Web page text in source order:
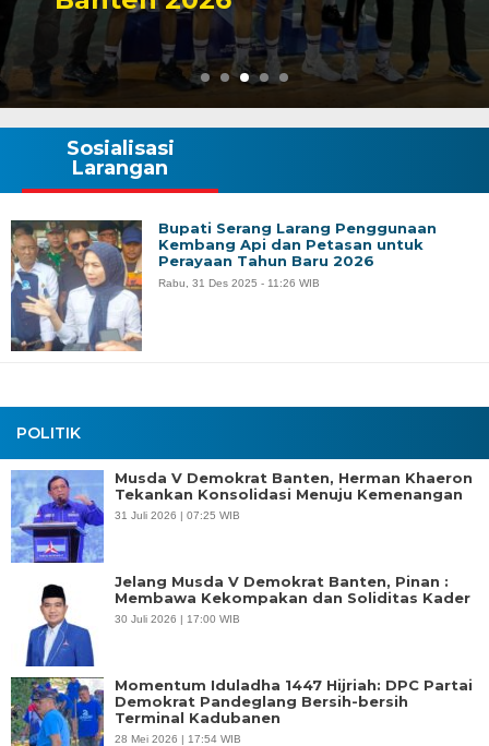
POLITIK
Musda V Demokrat Banten, Herman Khaeron
Tekankan Konsolidasi Menuju Kemenangan
31 Juli 2026 | 07:25 WIB
Jelang Musda V Demokrat Banten, Pinan :
Membawa Kekompakan dan Soliditas Kader
30 Juli 2026 | 17:00 WIB
Momentum Iduladha 1447 Hijriah: DPC Partai
Demokrat Pandeglang Bersih-bersih
Terminal Kadubanen
28 Mei 2026 | 17:54 WIB
Sosialisasi
Larangan
Bupati Serang Larang Penggunaan
Kembang Api dan Petasan untuk
Perayaan Tahun Baru 2026
Rabu, 31 Des 2025 - 11:26 WIB